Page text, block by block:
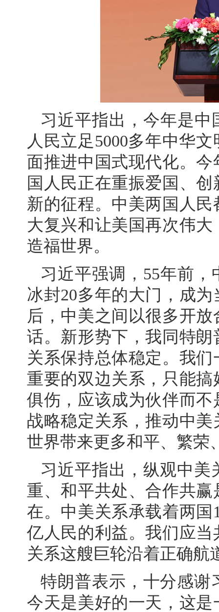
习近平指出，今年是中
人民立足5000多年中华
面推进中国式现代化。
国人民正在重振爱国、
新的征程。中美两国人
大复兴和让美国再次伟
造福世界。
习近平强调，55年前
冰封20多年的大门，成
后，中美之间以很多开
话。新形势下，我同特
关系保持总体稳定。我
重要的双边关系，只能
俱伤，应该成为伙伴而
战略稳定关系，推动中
世界带来更多和平、繁荣
习近平指出，纵观中
重、和平共处、合作共
在。中美关系承载着两
亿人民的利益。我们应
关系这艘巨轮沿着正确航
特朗普表示，十分感谢
今天是美好的一天，这